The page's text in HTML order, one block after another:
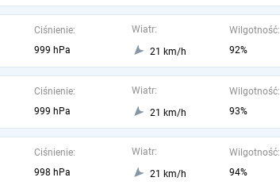
Ciśnienie:
999 hPa
Wiatr:
21 km/h
Wilgotność:
92%
Ciśnienie:
999 hPa
Wiatr:
21 km/h
Wilgotność:
93%
Ciśnienie:
998 hPa
Wiatr:
21 km/h
Wilgotność:
94%